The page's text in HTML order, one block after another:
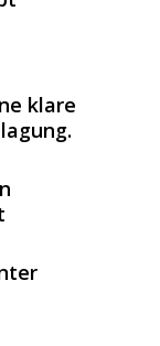
klare